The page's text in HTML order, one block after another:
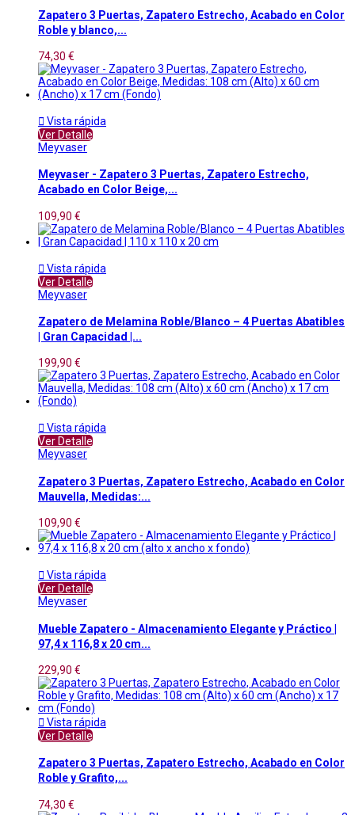
Zapatero 3 Puertas, Zapatero Estrecho, Acabado en Color
Roble y blanco,...
74,30 €
 Vista rápida
Ver Detalle
Meyvaser
Meyvaser - Zapatero 3 Puertas, Zapatero Estrecho,
Acabado en Color Beige,...
109,90 €
 Vista rápida
Ver Detalle
Meyvaser
Zapatero de Melamina Roble/Blanco – 4 Puertas Abatibles
| Gran Capacidad |...
199,90 €
 Vista rápida
Ver Detalle
Meyvaser
Zapatero 3 Puertas, Zapatero Estrecho, Acabado en Color
Mauvella, Medidas:...
109,90 €
 Vista rápida
Ver Detalle
Meyvaser
Mueble Zapatero - Almacenamiento Elegante y Práctico |
97,4 x 116,8 x 20 cm...
229,90 €
 Vista rápida
Ver Detalle
Zapatero 3 Puertas, Zapatero Estrecho, Acabado en Color
Roble y Grafito,...
74,30 €